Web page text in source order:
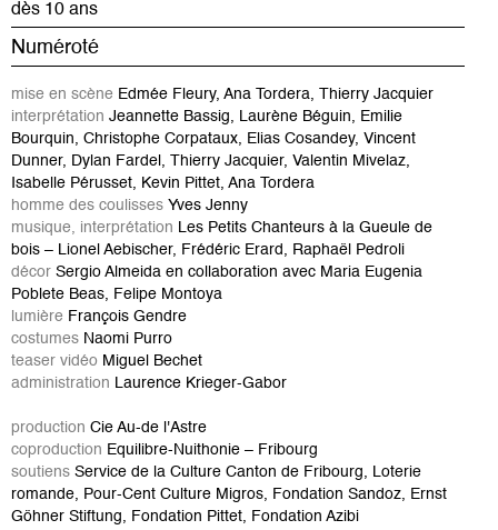
dès 10 ans
Numéroté
mise en scène Edmée Fleury, Ana Tordera, Thierry Jacquier
interprétation Jeannette Bassig, Laurène Béguin, Emilie
Bourquin, Christophe Corpataux, Elias Cosandey, Vincent
Dunner, Dylan Fardel,
Thierry Jacquier, Valentin Mivelaz,
Isabelle Pérusset, Kevin Pittet, Ana Tordera
homme des coulisses Yves Jenny
musique, interprétation Les Petits Chanteurs à la Gueule de
bois – Lionel Aebischer, Frédéric Erard, Raphaël Pedroli
décor Sergio Almeida en collaboration avec Maria Eugenia
Poblete Beas, Felipe Montoya
lumière François Gendre
costumes Naomi Purro
teaser vidéo Miguel Bechet
administration Laurence Krieger-Gabor
production Cie Au-de l'Astre
coproduction Equilibre-Nuithonie – Fribourg
soutiens Service de la Culture Canton de Fribourg, Loterie
romande, Pour-Cent Culture Migros, Fondation Sandoz, Ernst
Göhner Stiftung, Fondation Pittet, Fondation Azibi